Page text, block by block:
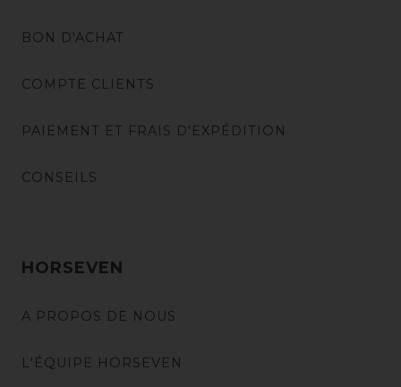
BON D'ACHAT
COMPTE CLIENTS
PAIEMENT ET FRAIS D'EXPÉDITION
CONSEILS
HORSEVEN
A PROPOS DE NOUS
L'ÉQUIPE HORSEVEN